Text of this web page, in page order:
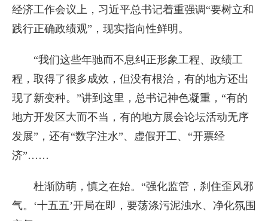
经济工作会议上，习近平总书记着重强调“要树立和
践行正确政绩观”，现实指向性鲜明。
“我们这些年驰而不息纠正形象工程、政绩工
程，取得了很多成效，但没有根治，有的地方还出
现了新变种。”讲到这里，总书记神色凝重，“有的
地方开发区大而不当，有的地方展会论坛活动无序
发展”，还有“数字注水”、虚假开工、“开票经
济”……
杜渐防萌，慎之在始。“强化监管，刹住歪风邪
气。‘十五五’开局在即，要荡涤污泥浊水、净化氛围